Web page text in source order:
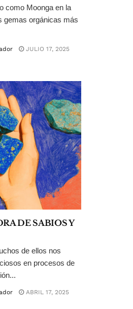
como Moonga en la
gemas orgánicas más
JULIO 17, 2025
DE SABIOS Y
de ellos nos
en procesos de
ABRIL 17, 2025